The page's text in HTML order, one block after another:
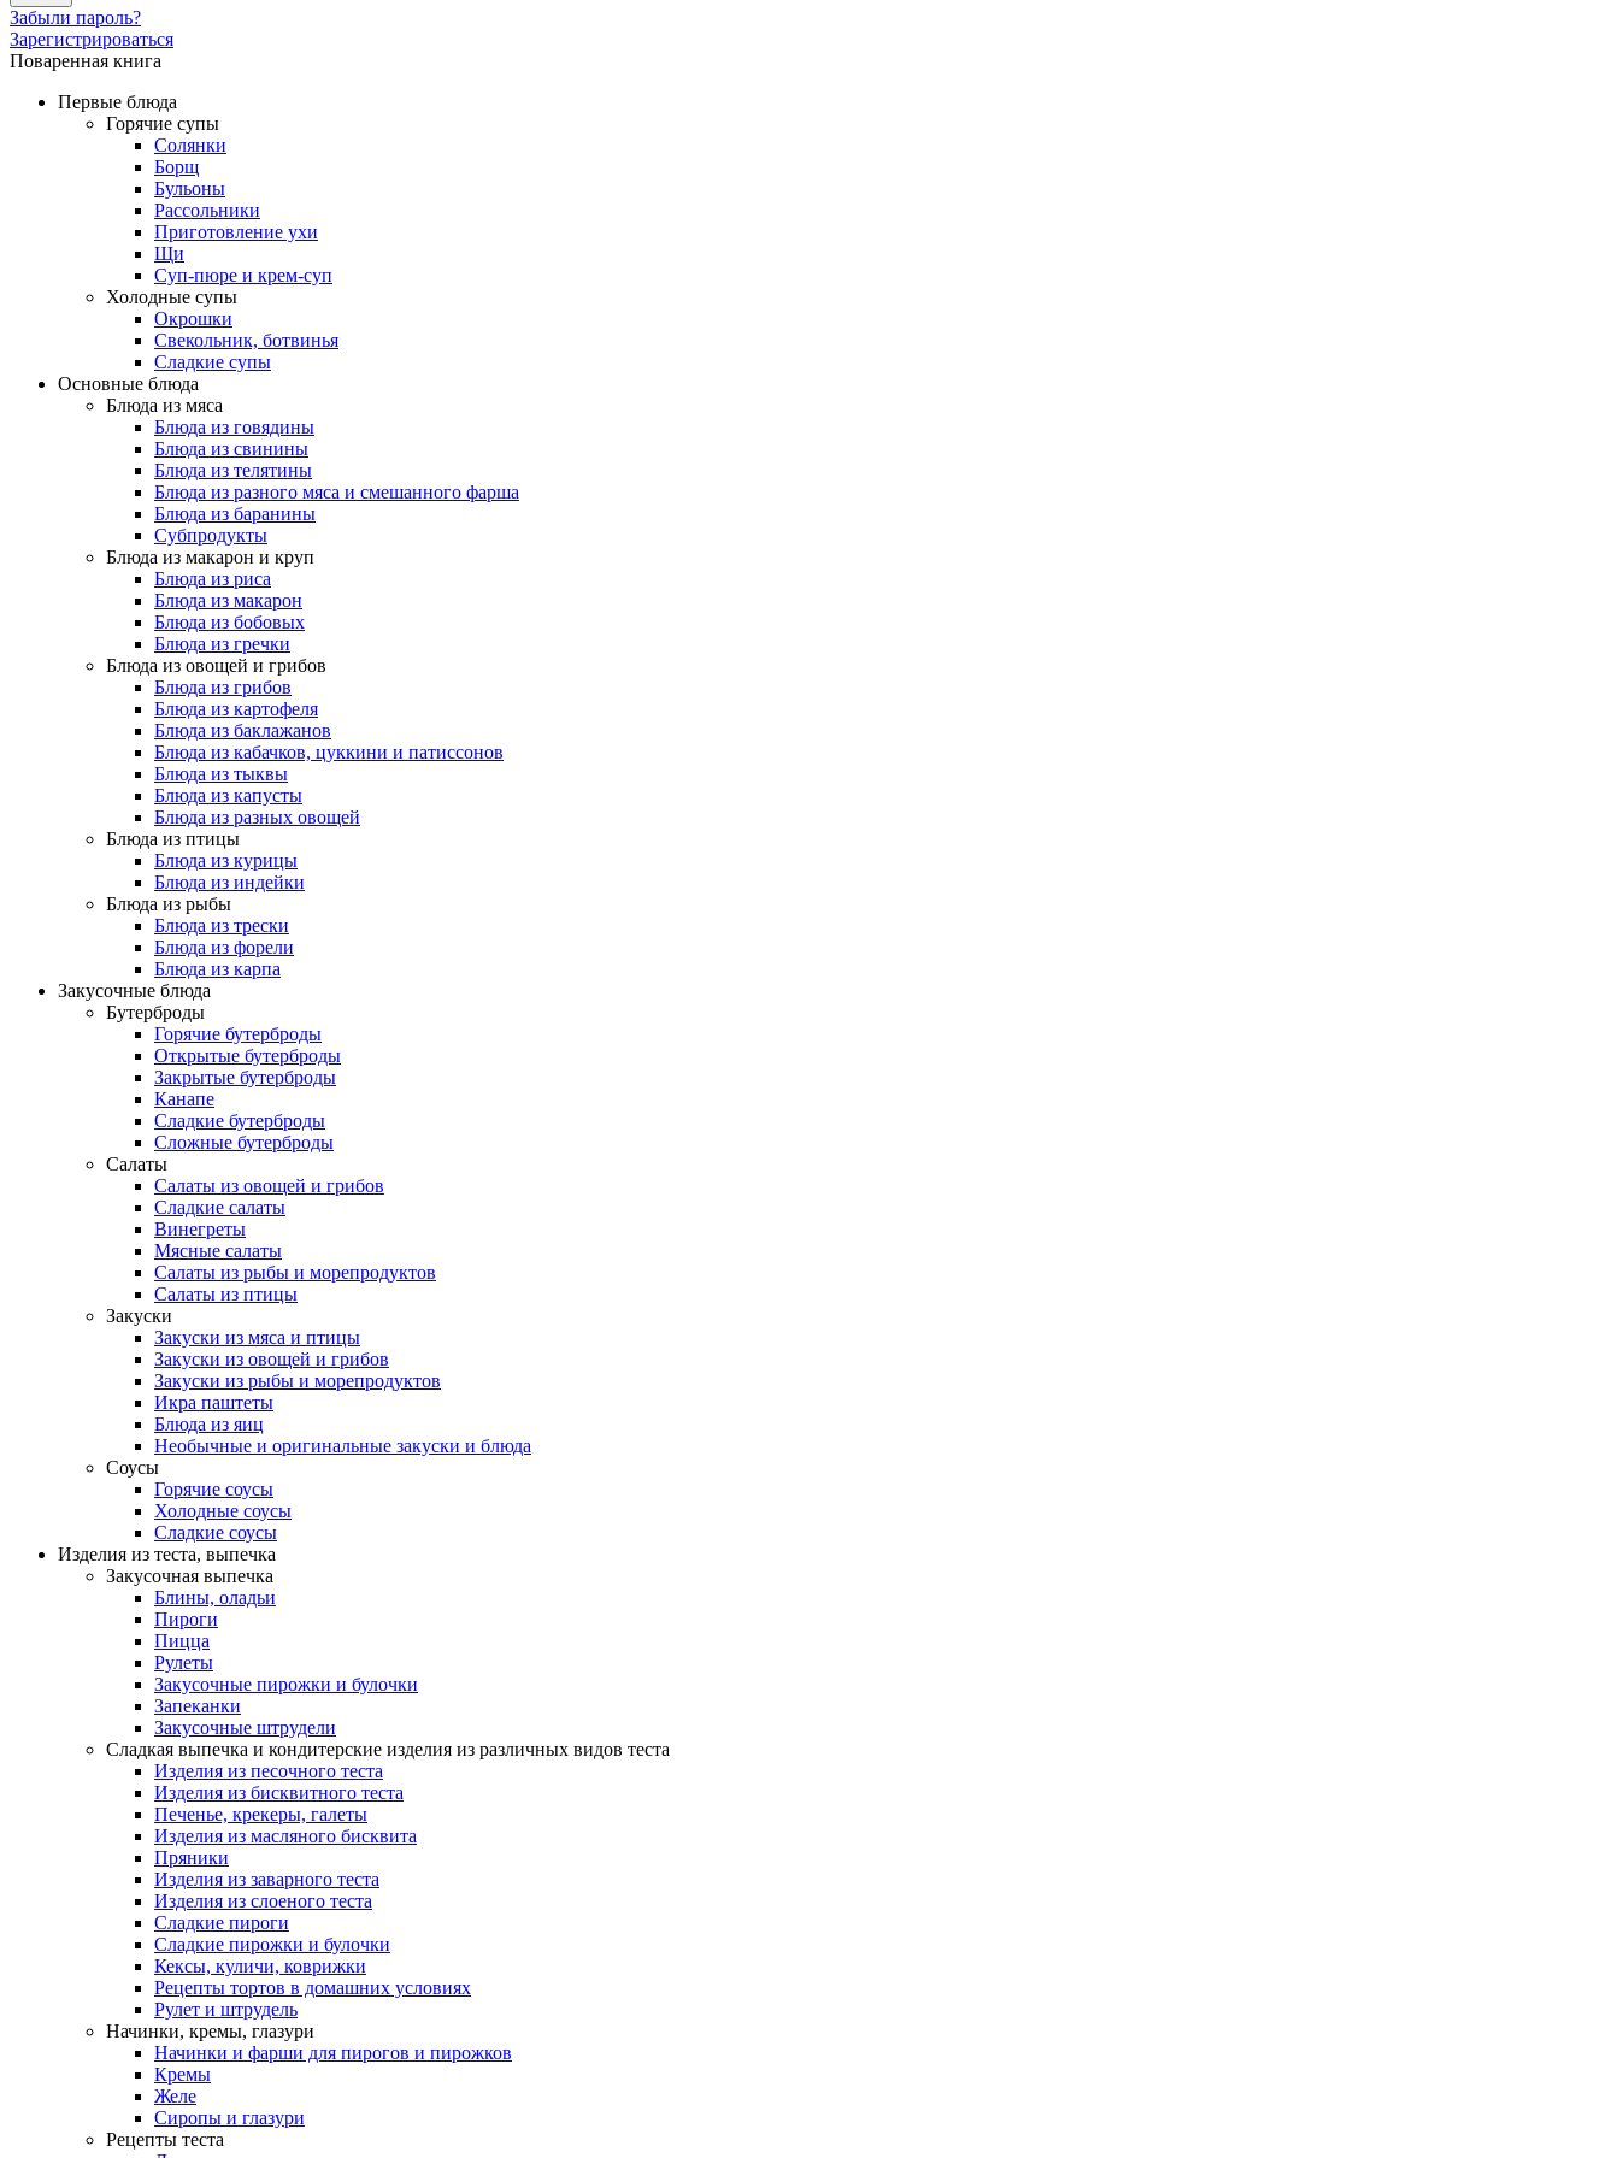
Забыли пароль?
Зарегистрироваться
Поваренная книга
Первые блюда
Горячие супы
Солянки
Борщ
Бульоны
Рассольники
Приготовление ухи
Щи
Суп-пюре и крем-суп
Холодные супы
Окрошки
Свекольник, ботвинья
Cладкие супы
Основные блюда
Блюда из мяса
Блюда из говядины
Блюда из свинины
Блюда из телятины
Блюда из разного мяса и смешанного фарша
Блюда из баранины
Субпродукты
Блюда из макарон и круп
Блюда из риса
Блюда из макарон
Блюда из бобовых
Блюда из гречки
Блюда из овощей и грибов
Блюда из грибов
Блюда из картофеля
Блюда из баклажанов
Блюда из кабачков, цуккини и патиссонов
Блюда из тыквы
Блюда из капусты
Блюда из разных овощей
Блюда из птицы
Блюда из курицы
Блюда из индейки
Блюда из рыбы
Блюда из трески
Блюда из форели
Блюда из карпа
Закусочные блюда
Бутерброды
Горячие бутерброды
Открытые бутерброды
Закрытые бутерброды
Канапе
Сладкие бутерброды
Сложные бутерброды
Салаты
Салаты из овощей и грибов
Сладкие салаты
Винегреты
Мясные салаты
Салаты из рыбы и морепродуктов
Салаты из птицы
Закуски
Закуски из мяса и птицы
Закуски из овощей и грибов
Закуски из рыбы и морепродуктов
Икра паштеты
Блюда из яиц
Необычные и оригинальные закуски и блюда
Соусы
Горячие соусы
Холодные соусы
Сладкие соусы
Изделия из теста, выпечка
Закусочная выпечка
Блины, оладьи
Пироги
Пицца
Рулеты
Закусочные пирожки и булочки
Запеканки
Закусочные штрудели
Сладкая выпечка и кондитерские изделия из различных видов теста
Изделия из песочного теста
Изделия из бисквитного теста
Печенье, крекеры, галеты
Изделия из масляного бисквита
Пряники
Изделия из заварного теста
Изделия из слоеного теста
Сладкие пироги
Сладкие пирожки и булочки
Кексы, куличи, коврижки
Рецепты тортов в домашних условиях
Рулет и штрудель
Начинки, кремы, глазури
Начинки и фарши для пирогов и пирожков
Кремы
Желе
Сиропы и глазури
Рецепты теста